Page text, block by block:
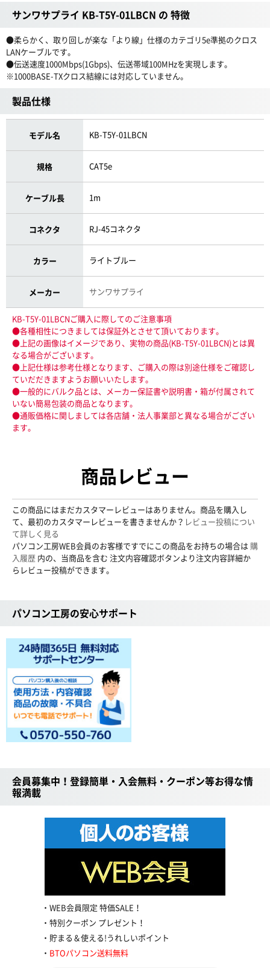
サンワサプライ KB-T5Y-01LBCN の 特徴
●柔らかく、取り回しが楽な「より線」仕様のカテゴリ5e準拠のクロス
LANケーブルです。
●伝送速度1000Mbps(1Gbps)、伝送帯域100MHzを実現します。
※1000BASE-TXクロス結線には対応していません。
製品仕様
モデル名 KB-T5Y-01LBCN
規格 CAT5e
ケーブル長 1m
コネクタ RJ-45コネクタ
カラー ライトブルー
メーカー サンワサプライ
KB-T5Y-01LBCNご購入に際してのご注意事項
●各種相性につきましては保証外とさせて頂いております。
●上記の画像はイメージであり、実物の商品(KB-T5Y-01LBCN)とは異
なる場合がございます。
●上記仕様は参考仕様となります、ご購入の際は別途仕様をご確認し
ていだだきますようお願いいたします。
●一般的にバルク品とは、メーカー保証書や説明書・箱が付属されて
いない簡易包装の商品となります。
●通販価格に関しましては各店舗・法人事業部と異なる場合がござい
ます。
商品レビュー
この商品にはまだカスタマーレビューはありません。商品を購入し
て、最初のカスタマーレビューを書きませんか？ レビュー投稿につい
て詳しく見る
パソコン工房WEB会員のお客様ですでにこの商品をお持ちの場合は 購
入履歴 内の、当商品を含む 注文内容確認ボタンより注文内容詳細か
らレビュー投稿ができます。
パソコン工房の安心サポート
会員募集中！登録簡単・入会無料・クーポン等お得な情
報満載
WEB会員限定 特価SALE！
特別クーポン プレゼント！
貯まる＆使える!うれしいポイント
BTOパソコン送料無料